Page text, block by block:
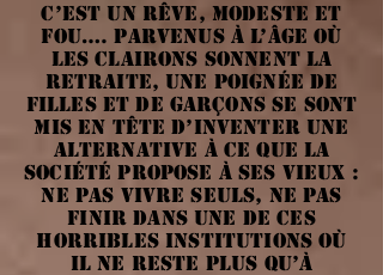
C’est un rêve, modeste et
fou…. Parvenus à l’âge où
les clairons sonnent la
retraite, une poignée de
filles et de garçons se sont
mis en tête d’inventer une
alternative à ce que la
société propose à ses vieux :
ne pas vivre seuls, ne pas
finir dans une de ces
horribles institutions où
il ne reste plus qu’à